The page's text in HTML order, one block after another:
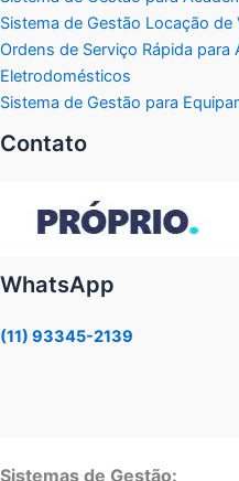
Sistema de Gestão Locação de
Ordens de Serviço Rápida para
Eletrodomésticos
Sistema de Gestão para
Contato
WhatsApp
(11) 93345-2139
Sistemas de Gestão: